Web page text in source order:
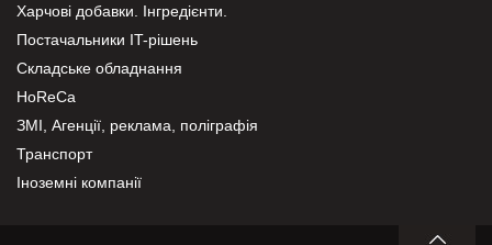
Харчові добавки. Інгредієнти.
Постачальники IT-рішень
Складське обладнання
HoReCa
ЗМІ, Агенції, реклама, поліграфія
Транспорт
Іноземні компанії